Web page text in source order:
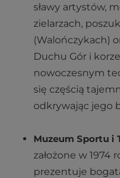
sławy artystów,
zielarzach,
(Walończykach)
Duchu Gór i
nowoczesnym
się częścią
odkrywając jego
Muzeum Sportu i
założone w
prezentuje